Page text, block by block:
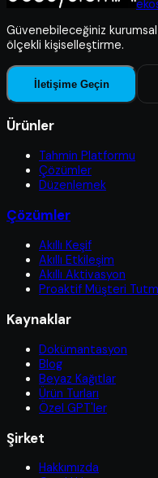
Güvenebileceğiniz
ölçekli kişiselleştirme.
İletişime Geçin
Ürünler
Tahmin Platformu
Çözümler
Düzenlemek
Çözümler
Akıllı Keşif
Akıllı Etkileşim
Akıllı Aktivasyon
Proaktif Müşteri
Kaynaklar
Dokümantasyon
Blog
Beyaz Kağıtlar
Ürün Turları
Özel GPT'ler
Şirket
Hakkımızda